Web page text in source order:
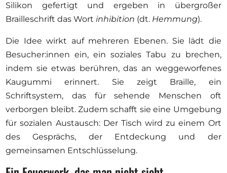
Silikon gefertigt und ergeben in übergroßer
Brailleschrift das Wortinhibition (dt. Hemmung).
Die Idee wirkt auf mehreren Ebenen. Sie lädt die
Besucher:innen ein, ein soziales Tabu zu brechen,
indem sie etwas berühren, das an weggeworfenes
Kaugummi erinnert. Sie zeigt Braille, ein
Schriftsystem, das für sehende Menschen oft
verborgen bleibt. Zudem schafft sie eine Umgebung
für sozialen Austausch: Der Tisch wird zu einem Ort
des Gesprächs, der Entdeckung und der
gemeinsamen Entschlüsselung.